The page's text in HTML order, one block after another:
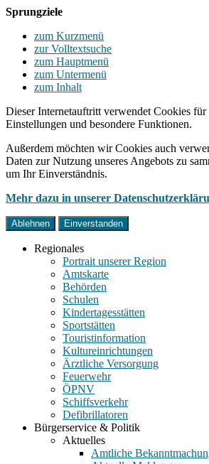
Sprungziele
zum Kurzmenü
zur Volltextsuche
zum Hauptmenü
zum Untermenü
zum Inhalt
Dieser Internetauftritt verwendet Cookies für
Einstellungen und besondere Funktionen.
Außerdem möchten wir Cookies auch
Daten zur Nutzung unseres Angebots zu
um Ihr Einverständnis.
Mehr dazu in unserer
Ablehnen Einverstanden
Regionales
Portrait unserer Region
Amtskarte
Behörden
Schulen
Kindertagesstätten
Sportstätten
Touristinformation
Kultureinrichtungen
Ärztliche Versorgung
Feuerwehr
ÖPNV
Schiffsverkehr
Defibrillatoren
Bürgerservice & Politik
Aktuelles
Amtliche